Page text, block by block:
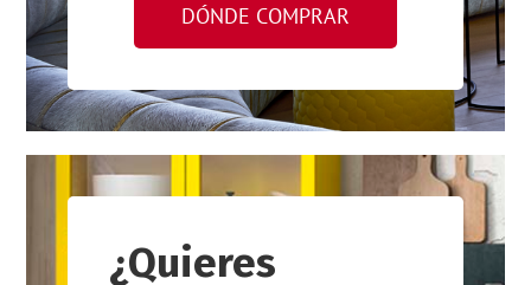
DÓNDE COMPRAR
¿Quieres